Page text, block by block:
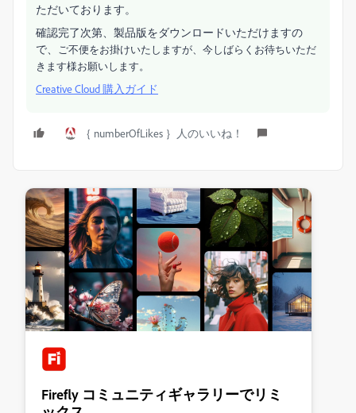
ただいております。
確認完了次第、製品版をダウンロードいただけますの
で、
ご不便をお掛けいたしますが、今しばらくお待ちいただ
きます様お願いします。
Creative Cloud 購入ガイド
｛ numberOfLikes ｝人のいいね！
Firefly コミュニティギャラリーでリミ